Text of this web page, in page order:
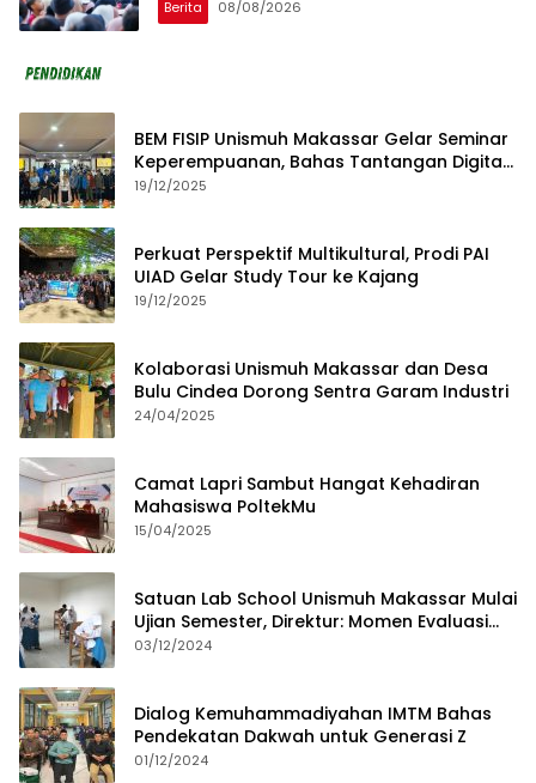
Berita 08/08/2026
BEM FISIP Unismuh Makassar Gelar Seminar
Keperempuanan, Bahas Tantangan Digital
dan Budaya Lokal
19/12/2025
Perkuat Perspektif Multikultural, Prodi PAI
UIAD Gelar Study Tour ke Kajang
19/12/2025
Kolaborasi Unismuh Makassar dan Desa
Bulu Cindea Dorong Sentra Garam Industri
24/04/2025
Camat Lapri Sambut Hangat Kehadiran
Mahasiswa PoltekMu
15/04/2025
Satuan Lab School Unismuh Makassar Mulai
Ujian Semester, Direktur: Momen Evaluasi
Proses Pembelajaran
03/12/2024
Dialog Kemuhammadiyahan IMTM Bahas
Pendekatan Dakwah untuk Generasi Z
01/12/2024